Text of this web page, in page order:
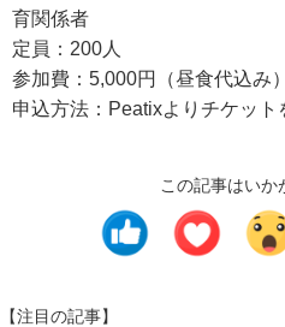
育関係者
定員：200人
参加費：5,000円（昼食代込み）
申込方法：Peatixよりチケット
この記事はいか
【注目の記事】